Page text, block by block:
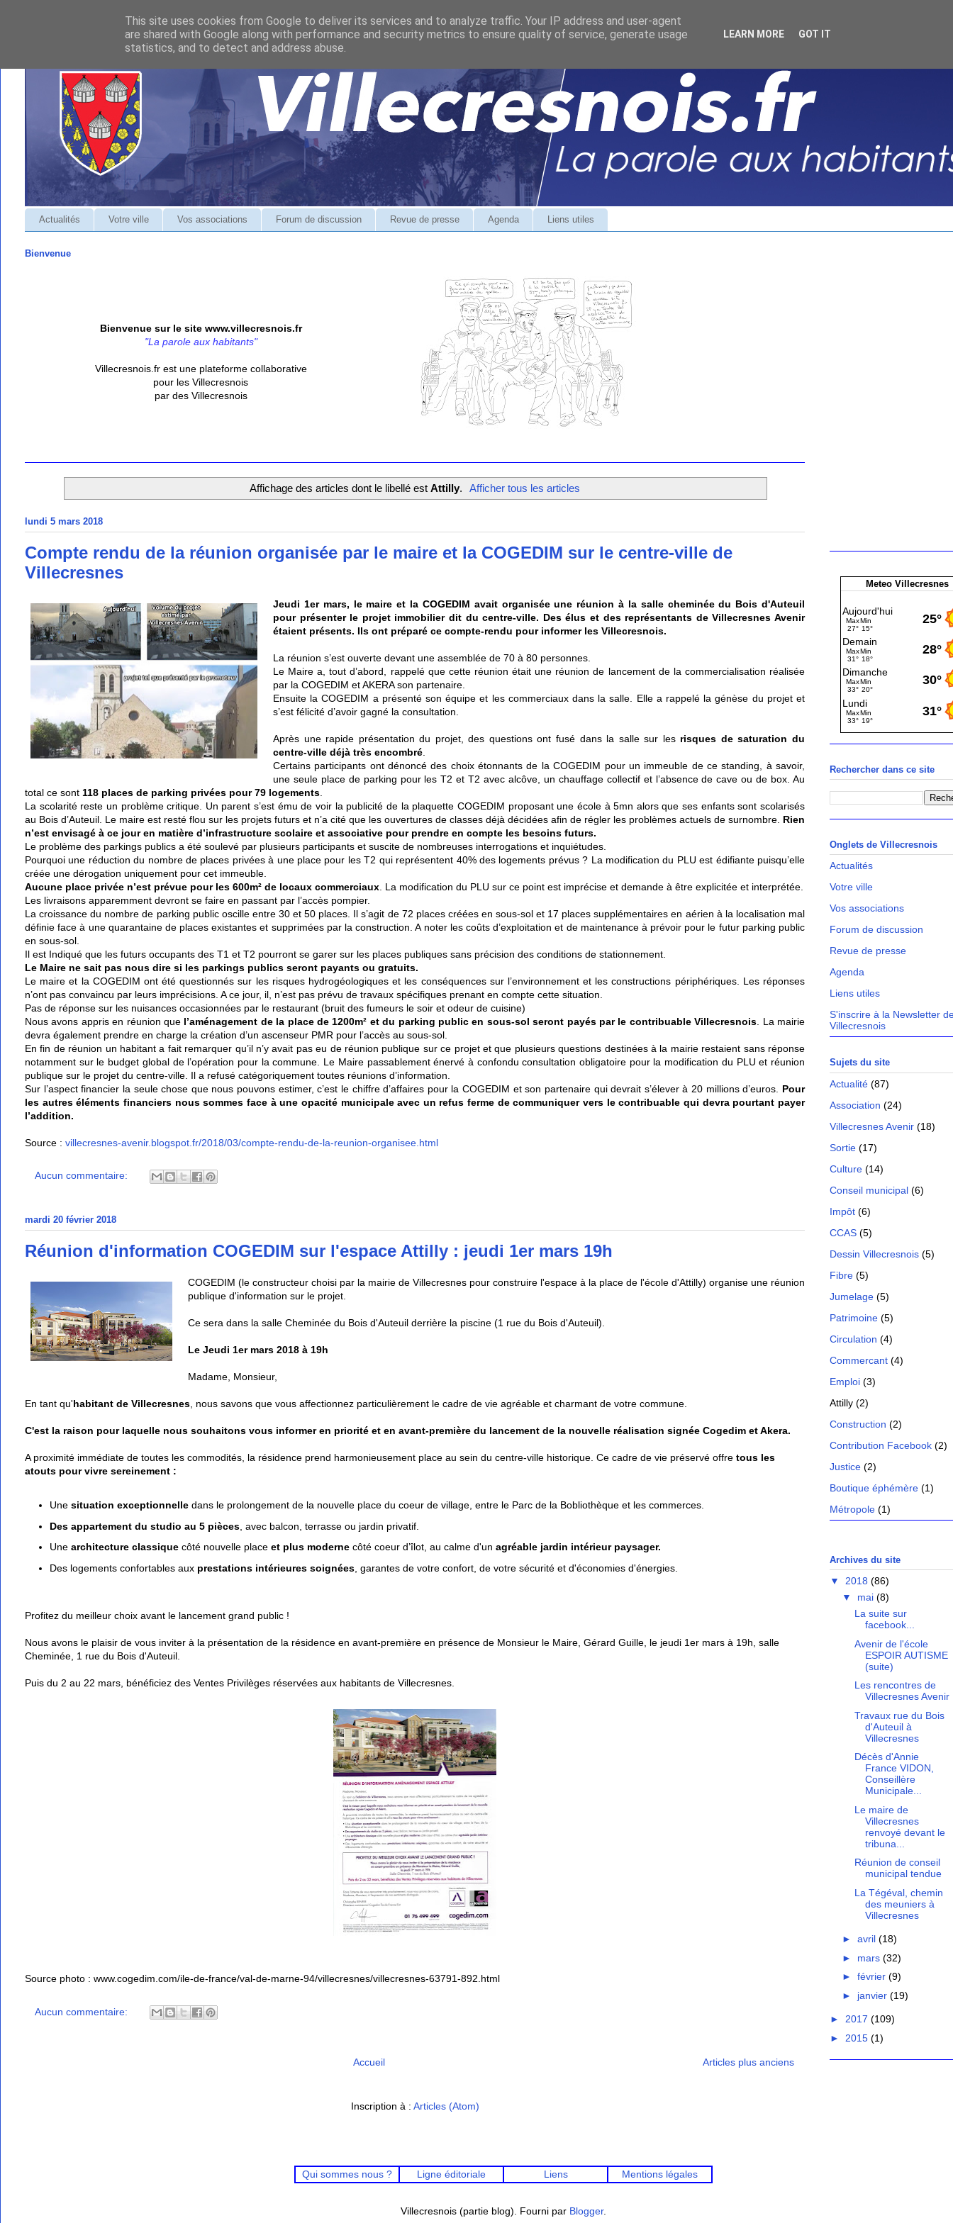
Actualités Votre ville Vos associations Forum de discussion Revue de presse Agenda Liens utiles
Bienvenue
Bienvenue sur le site www.villecresnois.fr
"La parole aux habitants"
Villecresnois.fr est une plateforme collaborative
pour les Villecresnois
par des Villecresnois
Affichage des articles dont le libellé est Attilly. Afficher tous les articles
lundi 5 mars 2018
Compte rendu de la réunion organisée par le maire et la COGEDIM sur le centre-ville de
Villecresnes
Jeudi 1er mars, le maire et la COGEDIM avait organisée une réunion à la salle cheminée du Bois d'Auteuil
pour présenter le projet immobilier dit du centre-ville. Des élus et des représentants de Villecresnes Avenir
étaient présents. Ils ont préparé ce compte-rendu pour informer les Villecresnois.
La réunion s’est ouverte devant une assemblée de 70 à 80 personnes.
Le Maire a, tout d’abord, rappelé que cette réunion était une réunion de lancement de la commercialisation réalisée
par la COGEDIM et AKERA son partenaire.
Ensuite la COGEDIM a présenté son équipe et les commerciaux dans la salle. Elle a rappelé la génèse du projet et
s’est félicité d’avoir gagné la consultation.
Après une rapide présentation du projet, des questions ont fusé dans la salle sur les risques de saturation du
centre-ville déjà très encombré
Certains participants ont dénoncé des choix étonnants de la COGEDIM pour un immeuble de ce standing, à savoir,
une seule place de parking pour les T2 et T2 avec alcôve, un chauffage collectif et l’absence de cave ou de box. Au
total ce sont 118 places de parking privées pour 79 logements
La scolarité reste un problème critique. Un parent s’est ému de voir la publicité de la plaquette COGEDIM proposant une école à 5mn alors que ses enfants sont scolarisés
au Bois d’Auteuil. Le maire est resté flou sur les projets futurs et n’a cité que les ouvertures de classes déjà décidées afin de régler les problèmes actuels de surnombre. Rien
n’est envisagé à ce jour en matière d’infrastructure scolaire et associative pour prendre en compte les besoins futurs.
Le problème des parkings publics a été soulevé par plusieurs participants et suscite de nombreuses interrogations et inquiétudes.
Pourquoi une réduction du nombre de places privées à une place pour les T2 qui représentent 40% des logements prévus ? La modification du PLU est édifiante puisqu’elle
créée une dérogation uniquement pour cet immeuble.
Aucune place privée n’est prévue pour les 600m² de locaux commerciaux . La modification du PLU sur ce point est imprécise et demande à être explicitée et interprétée.
Les livraisons apparemment devront se faire en passant par l’accès pompier.
La croissance du nombre de parking public oscille entre 30 et 50 places. Il s’agit de 72 places créées en sous-sol et 17 places supplémentaires en aérien à la localisation mal
définie face à une quarantaine de places existantes et supprimées par la construction. A noter les coûts d’exploitation et de maintenance à prévoir pour le futur parking public
en sous-sol.
Il est Indiqué que les futurs occupants des T1 et T2 pourront se garer sur les places publiques sans précision des conditions de stationnement.
Le Maire ne sait pas nous dire si les parkings publics seront payants ou gratuits.
Le maire et la COGEDIM ont été questionnés sur les risques hydrogéologiques et les conséquences sur l’environnement et les constructions périphériques. Les réponses
n’ont pas convaincu par leurs imprécisions. A ce jour, il, n’est pas prévu de travaux spécifiques prenant en compte cette situation.
Pas de réponse sur les nuisances occasionnées par le restaurant (bruit des fumeurs le soir et odeur de cuisine)
Nous avons appris en réunion que l’aménagement de la place de 1200m² et du parking public en sous-sol seront payés par le contribuable Villecresnois . La mairie
devra également prendre en charge la création d’un ascenseur PMR pour l’accès au sous-sol.
En fin de réunion un habitant a fait remarquer qu’il n’y avait pas eu de réunion publique sur ce projet et que plusieurs questions destinées à la mairie restaient sans réponse
notamment sur le budget global de l’opération pour la commune. Le Maire passablement énervé à confondu consultation obligatoire pour la modification du PLU et réunion
publique sur le projet du centre-ville. Il a refusé catégoriquement toutes réunions d’information.
Sur l’aspect financier la seule chose que nous pouvons estimer, c’est le chiffre d’affaires pour la COGEDIM et son partenaire qui devrait s’élever à 20 millions d’euros. Pour
les autres éléments financiers nous sommes face à une opacité municipale avec un refus ferme de communiquer vers le contribuable qui devra pourtant payer
l’addition.
Source : villecresnes-avenir.blogspot.fr/2018/03/compte-rendu-de-la-reunion-organisee.html
Aucun commentaire:
mardi 20 février 2018
Réunion d'information COGEDIM sur l'espace Attilly : jeudi 1er mars 19h
COGEDIM (le constructeur choisi par la mairie de Villecresnes pour construire l'espace à la place de l'école d'Attilly) organise une réunion
publique d'information sur le projet.
Ce sera dans la salle Cheminée du Bois d'Auteuil derrière la piscine (1 rue du Bois d'Auteuil).
Le Jeudi 1er mars 2018 à 19h
Madame, Monsieur,
En tant qu'habitant de Villecresnes , nous savons que vous affectionnez particulièrement le cadre de vie agréable et charmant de votre commune.
C'est la raison pour laquelle nous souhaitons vous informer en priorité et en avant-première du lancement de la nouvelle réalisation signée Cogedim et Akera.
A proximité immédiate de toutes les commodités, la résidence prend harmonieusement place au sein du centre-ville historique. Ce cadre de vie préservé offre tous les
atouts pour vivre sereinement :
Une situation exceptionnelle dans le prolongement de la nouvelle place du coeur de village, entre le Parc de la Bobliothèque et les commerces.
Des appartement du studio au 5 pièces , avec balcon, terrasse ou jardin privatif.
Une architecture classique côté nouvelle place et plus moderne côté coeur d’îlot, au calme d'un agréable jardin intérieur paysager.
Des logements confortables aux prestations intérieures soignées , garantes de votre confort, de votre sécurité et d'économies d'énergies.
Profitez du meilleur choix avant le lancement grand public !
Nous avons le plaisir de vous inviter à la présentation de la résidence en avant-première en présence de Monsieur le Maire, Gérard Guille, le jeudi 1er mars à 19h, salle
Cheminée, 1 rue du Bois d'Auteuil.
Puis du 2 au 22 mars, bénéficiez des Ventes Privilèges réservées aux habitants de Villecresnes.
Source photo : www.cogedim.com/ile-de-france/val-de-marne-94/villecresnes/villecresnes-63791-892.html
Aucun commentaire:
Articles plus anciens
Accueil
Inscription à : Articles (Atom)
Meteo Villecresnes
Rechercher dans ce site
Onglets de Villecresnois
Actualités
Votre ville
Vos associations
Forum de discussion
Revue de presse
Agenda
Liens utiles
S'inscrire à la Newsletter
Villecresnois
Sujets du site
Actualité (87)
Association (24)
Villecresnes Avenir (18)
Sortie (17)
Culture (14)
Conseil municipal (6)
Impôt (6)
CCAS (5)
Dessin Villecresnois (5)
Fibre (5)
Jumelage (5)
Patrimoine (5)
Circulation (4)
Commercant (4)
Emploi (3)
Attilly (2)
Construction (2)
Contribution Facebook (2)
Justice (2)
Boutique éphémère (1)
Métropole (1)
Archives du site
▼ 2018 (86)
▼ mai (8)
La suite sur
facebook...
Avenir de l'école
ESPOIR AUTISME
(suite)
Les rencontres de
Villecresnes Avenir
Travaux rue du Bois
d'Auteuil à
Villecresnes
Décès d'Annie
France VIDON,
Conseillère
Municipale...
Le maire de
Villecresnes
renvoyé devant le
tribuna...
Réunion de conseil
municipal tendue
La Tégéval, chemin
des meuniers à
Villecresnes
► avril (18)
► mars (32)
► février (9)
► janvier (19)
► 2017 (109)
► 2015 (1)
Qui sommes nous ? Ligne éditoriale Liens Mentions légales
Villecresnois (partie blog). Fourni par Blogger.
This site uses cookies from Google to deliver its services and to analyze traffic. Your IP address and user-agent
are shared with Google along with performance and security metrics to ensure quality of service, generate usage
statistics, and to detect and address abuse.
LEARN MORE GOT IT